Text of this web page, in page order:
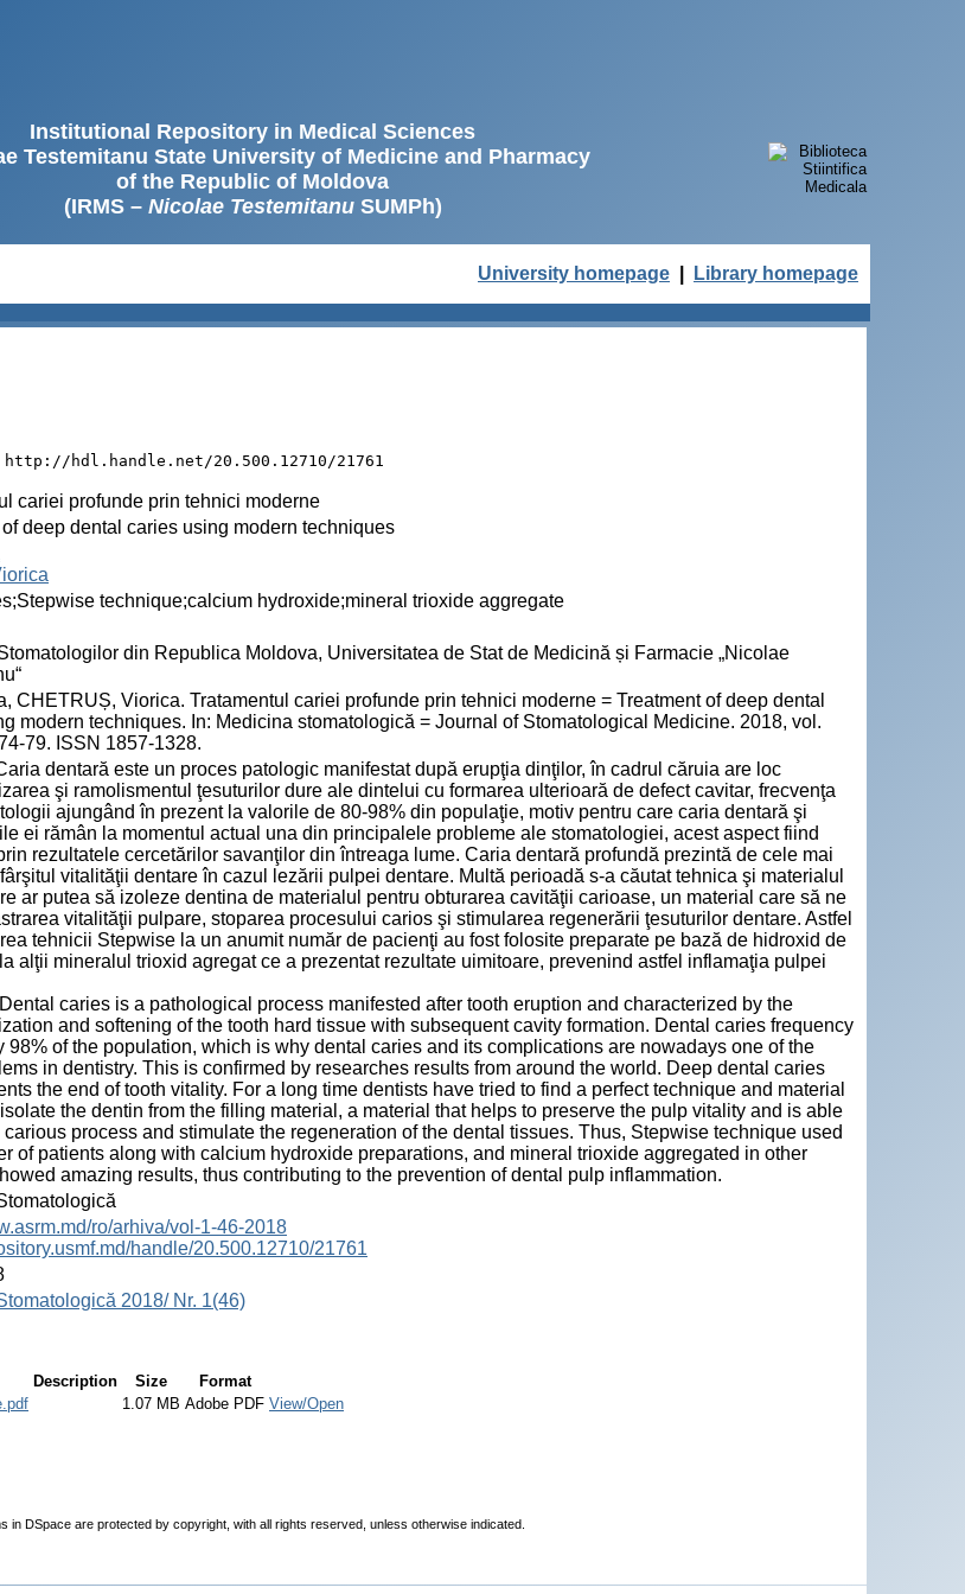
Institutional Repository in Medical Sciences
Testemitanu State University of Medicine and Pharmacy
of the Republic of Moldova
(IRMS – Nicolae TestemitanuSUMPh)
University homepage Library homepage
http://hdl.handle.net/20.500.12710/21761
cariei profunde prin tehnici moderne
deep dental caries using modern techniques
technique;calcium hydroxide;mineral trioxide aggregate
din Republica Moldova, Universitatea de Stat de Medicină și Farmacie „Nicolae
CHETRUȘ, Viorica. Tratamentul cariei profunde prin tehnici moderne = Treatment of deep dental
modern techniques. In: Medicina stomatologică = Journal of Stomatological Medicine. 2018, vol.
79. ISSN 1857-1328.
dentară este un proces patologic manifestat după erupţia dinţilor, în cadrul căruia are loc
şi ramolismentul ţesuturilor dure ale dintelui cu formarea ulterioară de defect cavitar, frecvenţa
ajungând în prezent la valorile de 80-98% din populaţie, motiv pentru care caria dentară şi
ei rămân la momentul actual una din principalele probleme ale stomatologiei, acest aspect fiind
rezultatele cercetărilor savanţilor din întreaga lume. Caria dentară profundă prezintă de cele mai
vitalităţii dentare în cazul lezării pulpei dentare. Multă perioadă s-a căutat tehnica şi materialul
ar putea să izoleze dentina de materialul pentru obturarea cavităţii carioase, un material care să ne
vitalităţii pulpare, stoparea procesului carios şi stimularea regenerării ţesuturilor dentare. Astfel
tehnicii Stepwise la un anumit număr de pacienţi au fost folosite preparate pe bază de hidroxid de
alţii mineralul trioxid agregat ce a prezentat rezultate uimitoare, prevenind astfel inflamaţia pulpei
caries is a pathological process manifested after tooth eruption and characterized by the
and softening of the tooth hard tissue with subsequent cavity formation. Dental caries frequency
98% of the population, which is why dental caries and its complications are nowadays one of the
in dentistry. This is confirmed by researches results from around the world. Deep dental caries
the end of tooth vitality. For a long time dentists have tried to find a perfect technique and material
the dentin from the filling material, a material that helps to preserve the pulp vitality and is able
carious process and stimulate the regeneration of the dental tissues. Thus, Stepwise technique used
of patients along with calcium hydroxide preparations, and mineral trioxide aggregated in other
amazing results, thus contributing to the prevention of dental pulp inflammation.
ro/arhiva/vol-1-46-2018
handle/20.500.12710/21761
2018/ Nr. 1(46)
Description Size
Format
1.07 MB Adobe PDF View/Open
in DSpace are protected by copyright, with all rights reserved, unless otherwise indicated.